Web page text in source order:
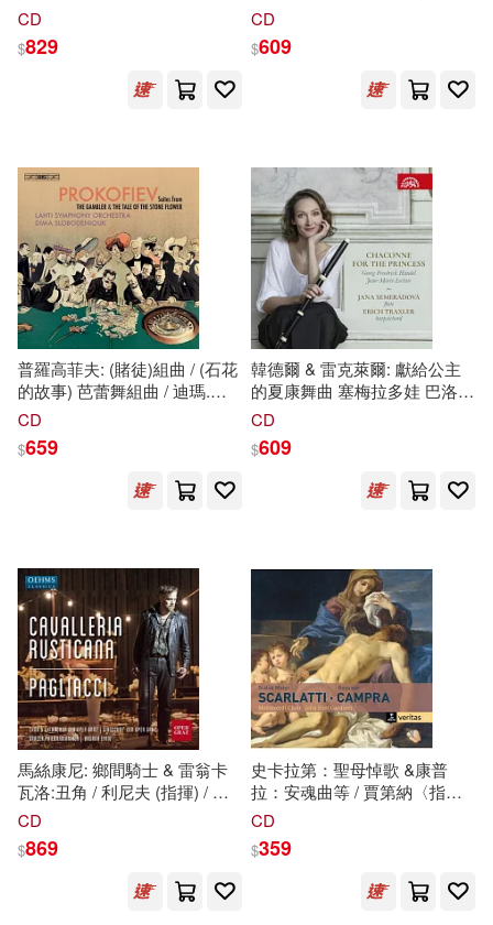
阿拉丁BOOK教育研發組編(35)
（美）H.P.洛夫克拉夫特(34)
久部綠郎(32)
（英）阿加莎·克里斯蒂(32)
AKI KONDO(31)
中國地圖出版社(29)
張小梅(29) 望月淳(29)
杜瑩(29) 浦澤直樹(29)
美國迪士尼公司(29)
文物出版社(371)
博樂伯樂(336)
人民文學出版社(335)
上海人民出版社(328)
台灣角川(316)
上海譯文出版社(294)
ムービック(287)
外語教學與研究出版社(284)
廣西師範大學出版社(266)
台灣東販(260)
作者/演唱/譯/編/繪(2)
-
洛克管弦樂團 (2CD)
’Choral’ / Pablo Heras-Casado
CD
$829
Jacobides / Praga circa 1600 /
CD
$609
普羅高菲夫: (賭徒)組曲 / (石花
的故事) 芭蕾舞組曲 / 迪瑪.斯
洛波丹紐
from The Gambler & The
Stone Flower / Dima
Slobodeniouk, Lahti Symphony
CD
$659
韓德爾 & 雷克萊爾: 獻給公主
的夏康舞曲 塞梅拉多娃 巴洛克
橫笛(Chaconne For The
Jana Semeradova, Erich
CD
$609
馬絲康尼: 鄉間騎士 & 雷翁卡
瓦洛:丑角 / 利尼夫 (指揮) / 格
拉茲交響樂團 (2CD)
rusticana & Leoncavallo:
Pagliacci / Lyniv(conductor) /
Graz Philharmonic Orchestra
CD
$869
史卡拉第：聖母悼歌 &康普
拉：安魂曲等 / 賈第納〈指
揮〉英國巴洛克獨奏家合奏團
(Scarlatti: Stabat Mater –
Campra: Messe des morts
(Requiem) / English Baroque
CD
$359